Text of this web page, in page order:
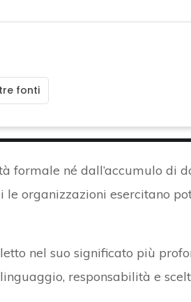
fonti
formale né dall’accumulo di
organizzazioni esercitano
nel suo significato più
responsabilità e